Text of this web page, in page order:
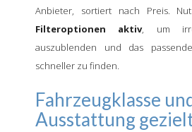
Anbieter, sortiert nach Preis.
Filteroptionen aktiv, um
auszublenden und das
schneller zu finden.
Fahrzeugklasse
Ausstattung